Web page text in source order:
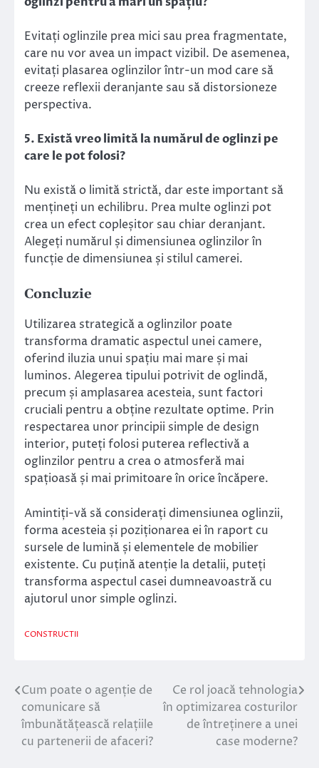
Evitați oglinzile prea mici sau prea fragmentate,
care nu vor avea un impact vizibil. De asemenea,
evitați plasarea oglinzilor într-un mod care să
creeze reflexii deranjante sau să distorsioneze
perspectiva.
5. Există vreo limită la numărul de oglinzi pe
care le pot folosi?
Nu există o limită strictă, dar este important să
mențineți un echilibru. Prea multe oglinzi pot
crea un efect copleșitor sau chiar deranjant.
Alegeți numărul și dimensiunea oglinzilor în
funcție de dimensiunea și stilul camerei.
Concluzie
Utilizarea strategică a oglinzilor poate
transforma dramatic aspectul unei camere,
oferind iluzia unui spațiu mai mare și mai
luminos. Alegerea tipului potrivit de oglindă,
precum și amplasarea acesteia, sunt factori
cruciali pentru a obține rezultate optime. Prin
respectarea unor principii simple de design
interior, puteți folosi puterea reflectivă a
oglinzilor pentru a crea o atmosferă mai
spațioasă și mai primitoare în orice încăpere.
Amintiți-vă să considerați dimensiunea oglinzii,
forma acesteia și poziționarea ei în raport cu
sursele de lumină și elementele de mobilier
existente. Cu puțină atenție la detalii, puteți
transforma aspectul casei dumneavoastră cu
ajutorul unor simple oglinzi.
CONSTRUCTII
Navigare
în
articole
Cum poate o agenție de
comunicare să
îmbunătățească relațiile
cu partenerii de afaceri?
Ce rol joacă tehnologia
în optimizarea costurilor
de întreținere a unei
case moderne?